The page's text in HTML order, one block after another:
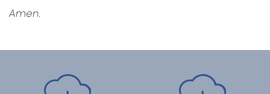
Amen.